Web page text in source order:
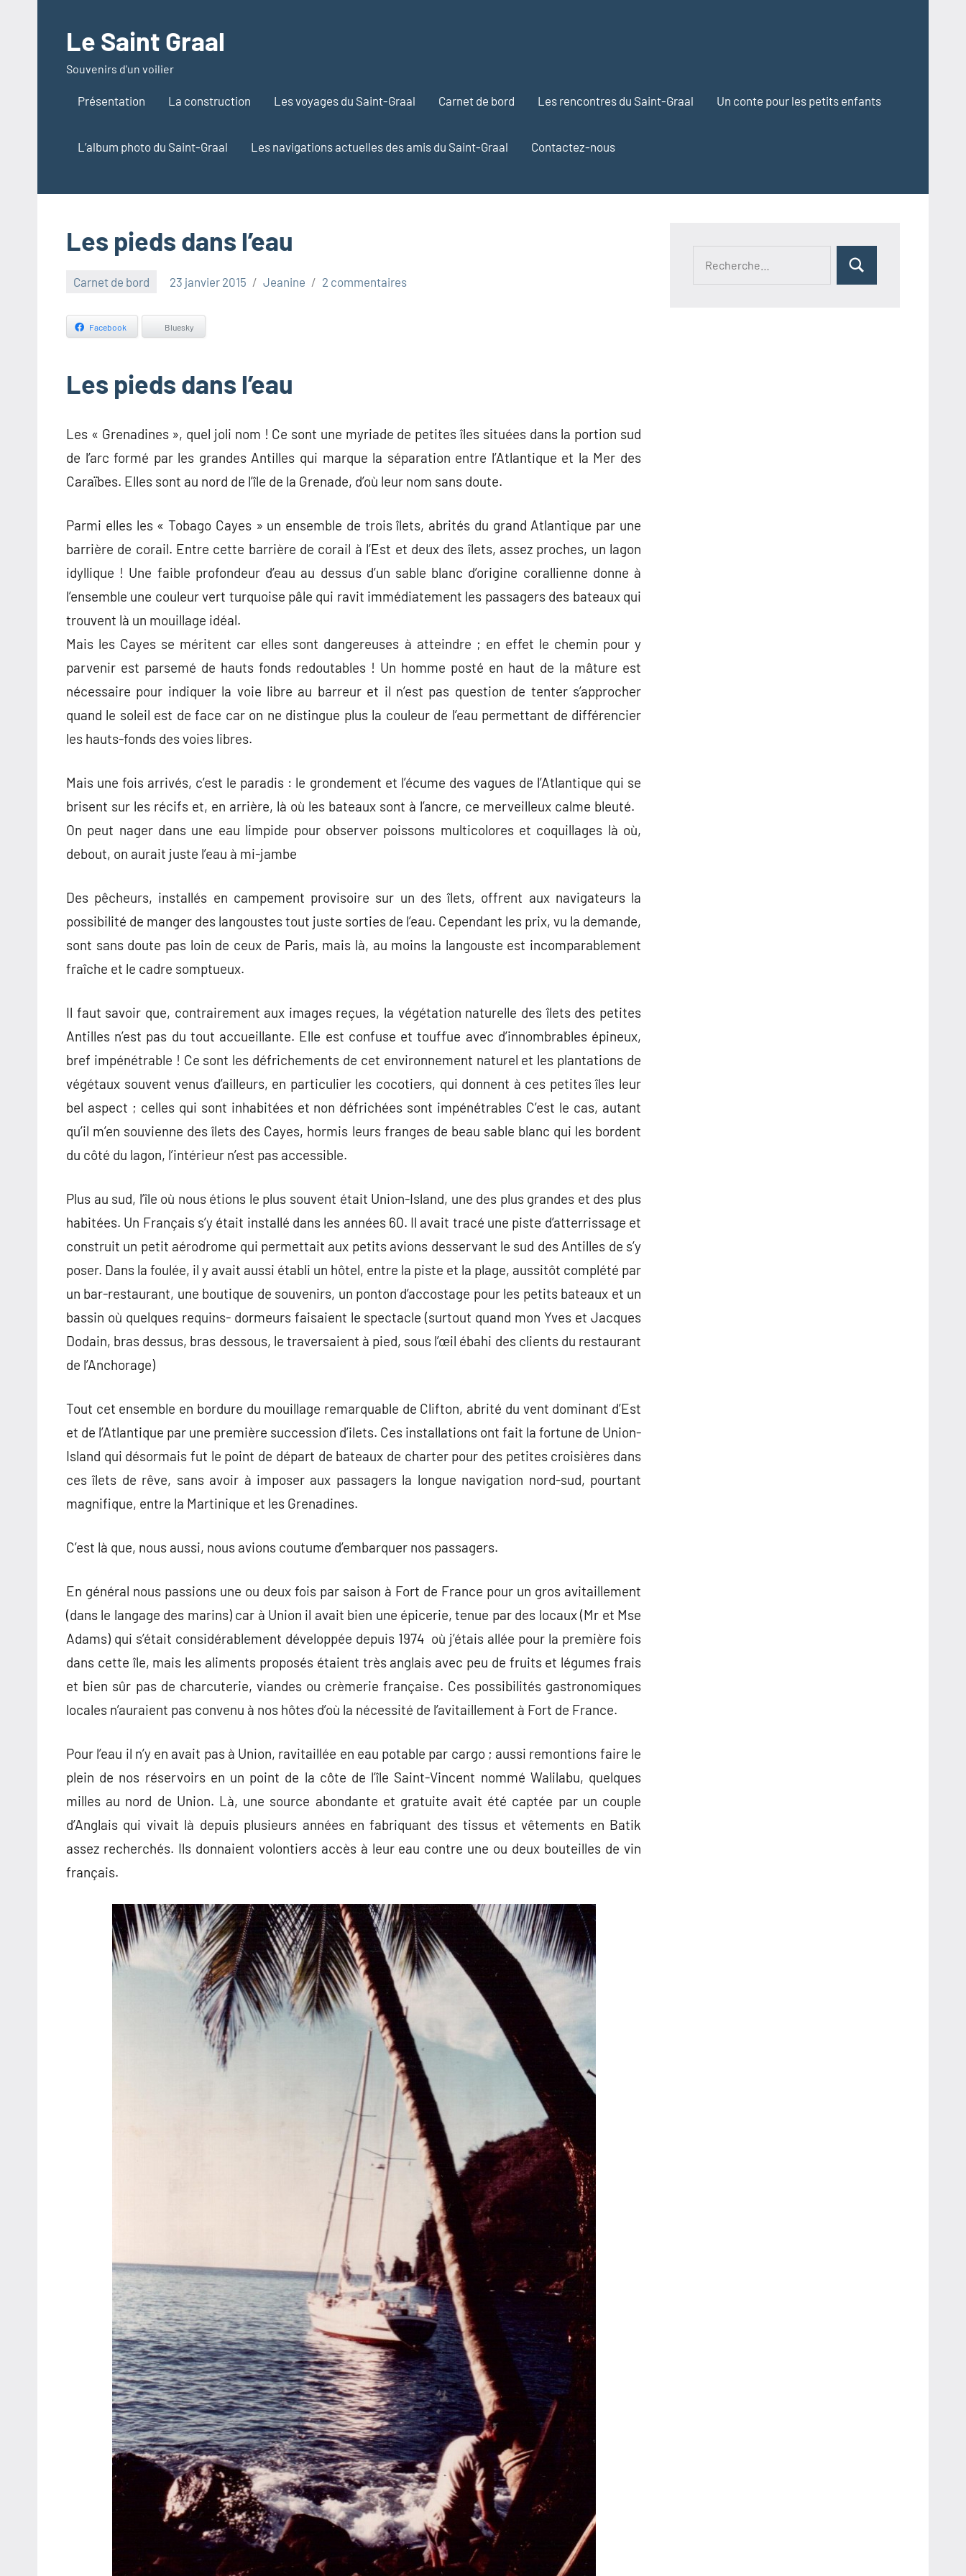
contenuLe Saint Graal
Souvenirs d'un voilier
Présentation La construction Les voyages du Saint-Graal Carnet de bord Les rencontres du Saint-Graal Un conte pour les petits enfants
L’album photo du Saint-Graal Les navigations actuelles des amis du Saint-Graal Contactez-nous
Les pieds dans l’eau
Carnet de bord 23 janvier 2015 Jeanine 2 commentaires
Facebook Bluesky
Les pieds dans l’eau
Les « Grenadines », quel joli nom ! Ce sont une myriade de petites îles situées dans la portion sud
de l’arc formé par les grandes Antilles qui marque la séparation entre l’Atlantique et la Mer des
Caraïbes. Elles sont au nord de l’île de la Grenade, d’où leur nom sans doute.
Parmi elles les « Tobago Cayes » un ensemble de trois îlets, abrités du grand Atlantique par une
barrière de corail. Entre cette barrière de corail à l’Est et deux des îlets, assez proches, un lagon
idyllique ! Une faible profondeur d’eau au dessus d’un sable blanc d’origine corallienne donne à
l’ensemble une couleur vert turquoise pâle qui ravit immédiatement les passagers des bateaux qui
trouvent là un mouillage idéal.
Mais les Cayes se méritent car elles sont dangereuses à atteindre ; en effet le chemin pour y
parvenir est parsemé de hauts fonds redoutables ! Un homme posté en haut de la mâture est
nécessaire pour indiquer la voie libre au barreur et il n’est pas question de tenter s’approcher
quand le soleil est de face car on ne distingue plus la couleur de l’eau permettant de différencier
les hauts-fonds des voies libres.
Mais une fois arrivés, c’est le paradis : le grondement et l’écume des vagues de l’Atlantique qui se
brisent sur les récifs et, en arrière, là où les bateaux sont à l’ancre, ce merveilleux calme bleuté.
On peut nager dans une eau limpide pour observer poissons multicolores et coquillages là où,
debout, on aurait juste l’eau à mi-jambe
Des pêcheurs, installés en campement provisoire sur un des îlets, offrent aux navigateurs la
possibilité de manger des langoustes tout juste sorties de l’eau. Cependant les prix, vu la demande,
sont sans doute pas loin de ceux de Paris, mais là, au moins la langouste est incomparablement
fraîche et le cadre somptueux.
Il faut savoir que, contrairement aux images reçues, la végétation naturelle des îlets des petites
Antilles n’est pas du tout accueillante. Elle est confuse et touffue avec d’innombrables épineux,
bref impénétrable ! Ce sont les défrichements de cet environnement naturel et les plantations de
végétaux souvent venus d’ailleurs, en particulier les cocotiers, qui donnent à ces petites îles leur
bel aspect ; celles qui sont inhabitées et non défrichées sont impénétrables C’est le cas, autant
qu’il m’en souvienne des îlets des Cayes, hormis leurs franges de beau sable blanc qui les bordent
du côté du lagon, l’intérieur n’est pas accessible.
Plus au sud, l’île où nous étions le plus souvent était Union-Island, une des plus grandes et des plus
habitées. Un Français s’y était installé dans les années 60. Il avait tracé une piste d’atterrissage et
construit un petit aérodrome qui permettait aux petits avions desservant le sud des Antilles de s’y
poser. Dans la foulée, il y avait aussi établi un hôtel, entre la piste et la plage, aussitôt complété par
un bar-restaurant, une boutique de souvenirs, un ponton d’accostage pour les petits bateaux et un
bassin où quelques requins- dormeurs faisaient le spectacle (surtout quand mon Yves et Jacques
Dodain, bras dessus, bras dessous, le traversaient à pied, sous l’œil ébahi des clients du restaurant
de l’Anchorage)
Tout cet ensemble en bordure du mouillage remarquable de Clifton, abrité du vent dominant d’Est
et de l’Atlantique par une première succession d’ilets. Ces installations ont fait la fortune de Union-
Island qui désormais fut le point de départ de bateaux de charter pour des petites croisières dans
ces îlets de rêve, sans avoir à imposer aux passagers la longue navigation nord-sud, pourtant
magnifique, entre la Martinique et les Grenadines.
C’est là que, nous aussi, nous avions coutume d’embarquer nos passagers.
En général nous passions une ou deux fois par saison à Fort de France pour un gros avitaillement
(dans le langage des marins) car à Union il avait bien une épicerie, tenue par des locaux (Mr et Mse
Adams) qui s’était considérablement développée depuis 1974 où j’étais allée pour la première fois
dans cette île, mais les aliments proposés étaient très anglais avec peu de fruits et légumes frais
et bien sûr pas de charcuterie, viandes ou crèmerie française. Ces possibilités gastronomiques
locales n’auraient pas convenu à nos hôtes d’où la nécessité de l’avitaillement à Fort de France.
Pour l’eau il n’y en avait pas à Union, ravitaillée en eau potable par cargo ; aussi remontions faire le
plein de nos réservoirs en un point de la côte de l’île Saint-Vincent nommé Walilabu, quelques
milles au nord de Union. Là, une source abondante et gratuite avait été captée par un couple
d’Anglais qui vivait là depuis plusieurs années en fabriquant des tissus et vêtements en Batik
assez recherchés. Ils donnaient volontiers accès à leur eau contre une ou deux bouteilles de vin
français.
Rechercher